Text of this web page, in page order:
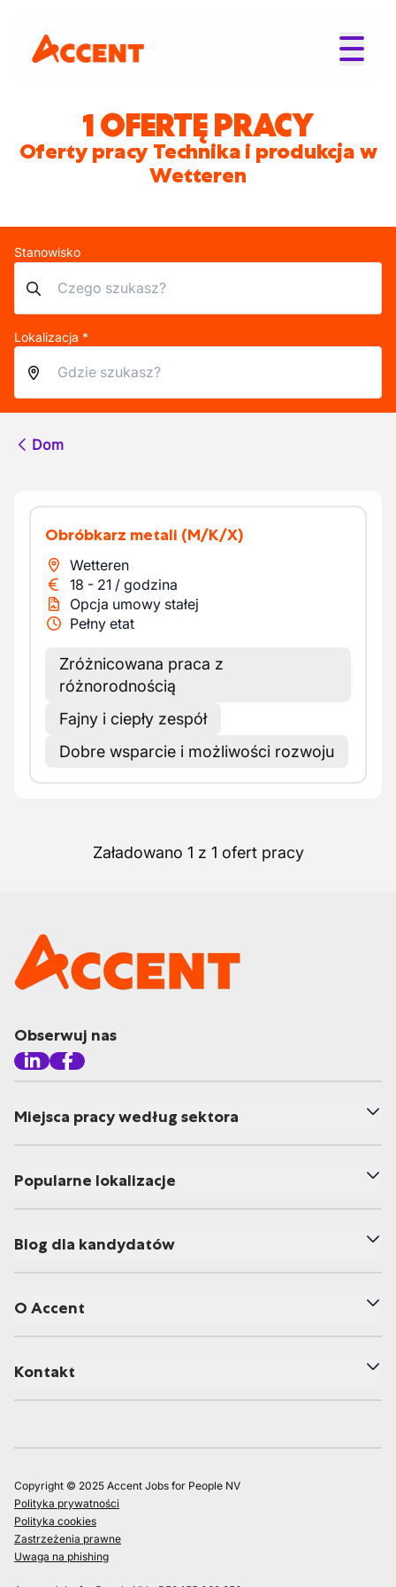
1 OFERTĘ PRACY
Oferty pracy Technika i produkcja w
Wetteren
Stanowisko
Lokalizacja *
Dom
Obróbkarz metali (M/K/X)
Wetteren
18 - 21 / godzina
Opcja umowy stałej
Pełny etat
Zróżnicowana praca z
różnorodnością
Fajny i ciepły zespół
Dobre wsparcie i możliwości rozwoju
Załadowano 1 z 1 ofert pracy
Obserwuj nas
Miejsca pracy według sektora
Popularne lokalizacje
Blog dla kandydatów
O Accent
Kontakt
Copyright © 2025 Accent Jobs for People NV
Polityka prywatności
Polityka cookies
Zastrzeżenia prawne
Uwaga na phishing